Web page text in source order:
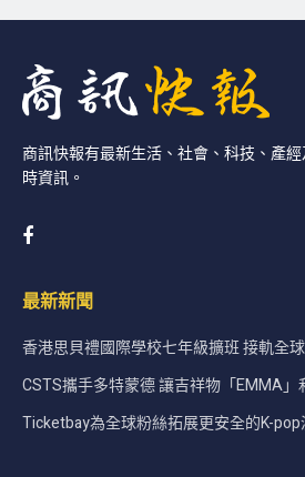
商訊快報有最新生活、社會、科技、產
時資訊。
最新新聞
香港思貝禮國際學校七年級擴班 接軌全
CSTS攜手多特蒙德 讓吉祥物「EMMA
Ticketbay為全球粉絲拓展更安全的K-